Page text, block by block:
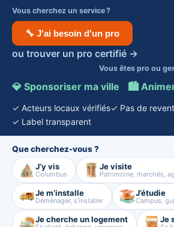
Vous cherchez un service ?
🔧 J'ai besoin d'un pro
ou trouver un pro certifié →
Vous êtes pro ou
💎 Sponsoriser ma ville · 🏙️
✓ Acteurs locaux vérifiés✓ Pas de
✓ Label transparent
Que cherchez-vous ?
J’y vis
Columbus
Je visite
Patrimoine, marchés,
Je m’installe
Déménager, s’installer
J’étudie
Campus,
Je cherche un logement Je